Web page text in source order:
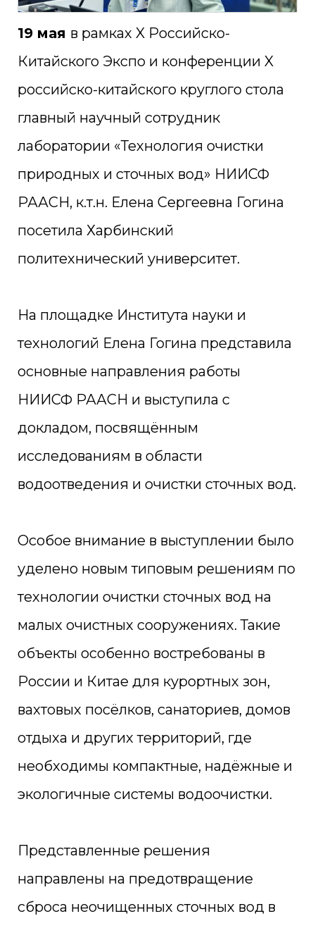
19 мая в рамках X Российско-
Китайского Экспо и конференции X
российско-китайского круглого стола
главный научный сотрудник
лаборатории «Технология очистки
природных и сточных вод» НИИСФ
РААСН, к.т.н. Елена Сергеевна Гогина
посетила Харбинский
политехнический университет.
На площадке Института науки и
технологий Елена Гогина представила
основные направления работы
НИИСФ РААСН и выступила с
докладом, посвящённым
исследованиям в области
водоотведения и очистки сточных вод.
Особое внимание в выступлении было
уделено новым типовым решениям по
технологии очистки сточных вод на
малых очистных сооружениях. Такие
объекты особенно востребованы в
России и Китае для курортных зон,
вахтовых посёлков, санаториев, домов
отдыха и других территорий, где
необходимы компактные, надёжные и
экологичные системы водоочистки.
Представленные решения
направлены на предотвращение
сброса неочищенных сточных вод в